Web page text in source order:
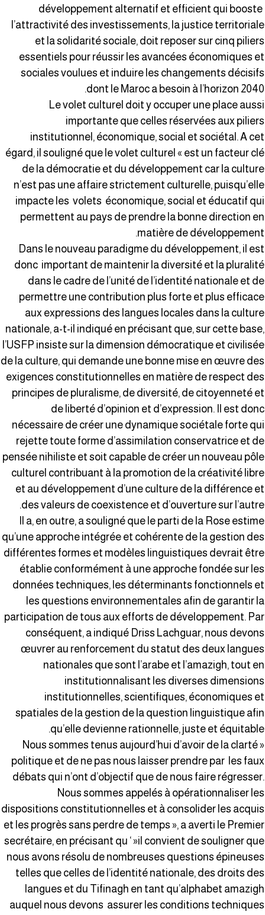
développement alternatif et efficient qui
l’attractivité des investissements, la justice
et la solidarité sociale, doit reposer sur cinq
essentiels pour réussir les avancées économiques
sociales voulues et induire les changements
dont le Maroc a besoin à l’horizon
Le volet culturel doit y occuper une place
importante que celles réservées aux
institutionnel, économique, social et sociétal. A
égard, il souligné que le volet culturel « est un facteur
de la démocratie et du développement car la
n’est pas une affaire strictement culturelle,
impacte les volets économique, social et éducatif
permettent au pays de prendre la bonne direction
matière de
Dans le nouveau paradigme du développement, il
donc important de maintenir la diversité et la
dans le cadre de l’unité de l’identité nationale et
permettre une contribution plus forte et plus
aux expressions des langues locales dans la
nationale, a-t-il indiqué en précisant que, sur cette
l’USFP insiste sur la dimension démocratique et
de la culture, qui demande une bonne mise en œuvre
exigences constitutionnelles en matière de respect
principes de pluralisme, de diversité, de citoyenneté
de liberté d’opinion et d’expression. Il est
nécessaire de créer une dynamique sociétale forte
rejette toute forme d’assimilation conservatrice et
pensée nihiliste et soit capable de créer un nouveau
culturel contribuant à la promotion de la créativité
et au développement d’une culture de la différence
des valeurs de coexistence et d’ouverture sur
Il a, en outre, a souligné que le parti de la Rose
qu’une approche intégrée et cohérente de la gestion
différentes formes et modèles linguistiques devrait
établie conformément à une approche fondée sur
données techniques, les déterminants fonctionnels
les questions environnementales afin de garantir
participation de tous aux efforts de développement.
conséquent, a indiqué Driss Lachguar, nous
œuvrer au renforcement du statut des deux
nationales que sont l’arabe et l’amazigh, tout
institutionnalisant les diverses
institutionnelles, scientifiques, économiques
spatiales de la gestion de la question linguistique
qu’elle devienne rationnelle, juste et
« Nous sommes tenus aujourd’hui d’avoir de la clarté
politique et de ne pas nous laisser prendre par les
débats qui n’ont d’objectif que de nous faire
Nous sommes appelés à opérationnaliser
dispositions constitutionnelles et à consolider les
et les progrès sans perdre de temps », a averti le
secrétaire, en précisant qu ‘ »il convient de souligner
nous avons résolu de nombreuses questions
telles que celles de l’identité nationale, des droits
langues et du Tifinagh en tant qu’alphabet
auquel nous devons assurer les conditions